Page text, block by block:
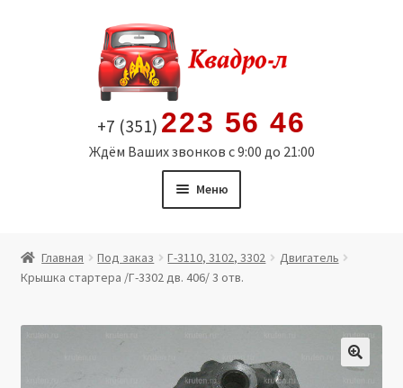
содержимому
+7 (351) 223 56 46
Ждём Ваших звонков с 9:00 до 21:00
Меню
Витрина
Мой аккаунт
Политика в отношении обработки персональных
Главная Под заказ Г-3110, 3102, 3302
Двигатель
Крышка стартера /Г-3302 дв. 406/ 3 отв.
🔍